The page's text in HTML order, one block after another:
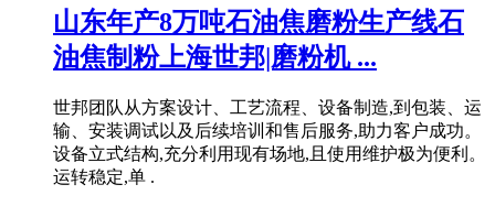
山东年产8万吨石油焦磨粉生产线石
油焦制粉上海世邦|磨粉机 ...
世邦团队从方案设计、工艺流程、设备制造,到包装、运
输、安装调试以及后续培训和售后服务,助力客户成功。
设备立式结构,充分利用现有场地,且使用维护极为便利。
运转稳定,单 .